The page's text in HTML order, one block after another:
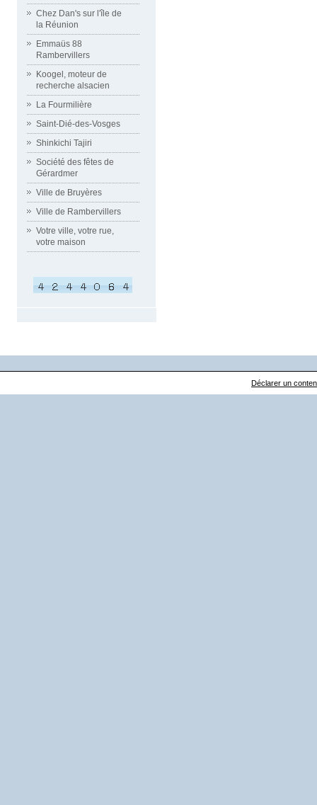
Chez Dan's sur l'île de
la Réunion
Emmaüs 88
Rambervillers
Koogel, moteur de
recherche alsacien
La Fourmilière
Saint-Dié-des-Vosges
Shinkichi Tajiri
Société des fêtes de
Gérardmer
Ville de Bruyères
Ville de Rambervillers
Votre ville, votre rue,
votre maison
Déclarer un